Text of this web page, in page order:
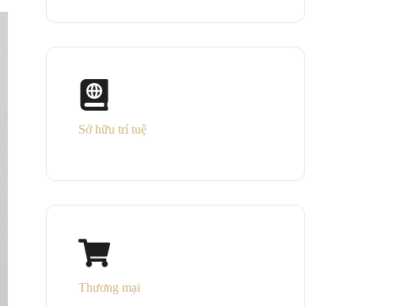
Sở hữu trí tuệ
Thương mại